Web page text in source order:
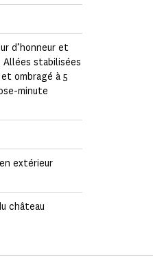
d’honneur et
Allées stabilisées
ombragé à 5
minute
extérieur
château